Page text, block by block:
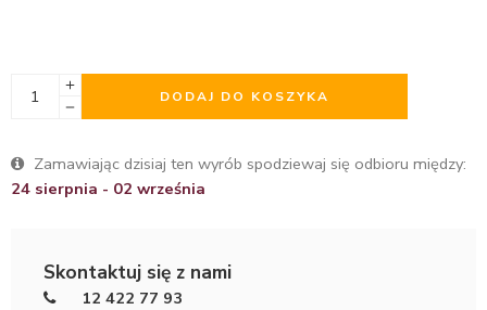
DODAJ DO KOSZYKA
Zamawiając dzisiaj ten wyrób spodziewaj się odbioru między:
24 sierpnia - 02 września
Skontaktuj się z nami
12 422 77 93